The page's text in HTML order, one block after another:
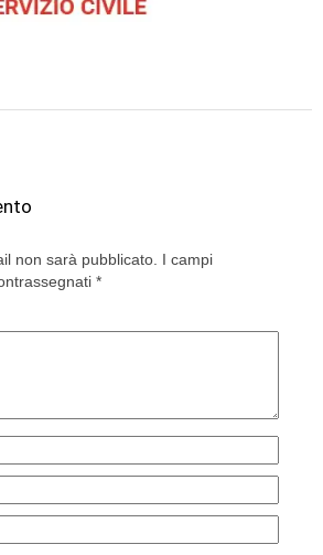
non sarà pubblicato. I campi
*